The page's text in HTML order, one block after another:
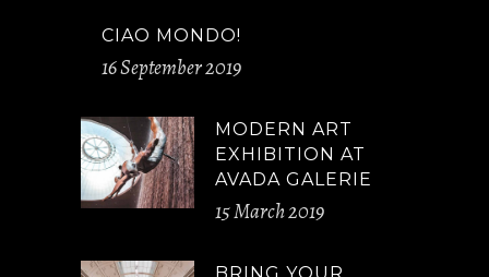
CIAO MONDO!
16 September 2019
MODERN ART
EXHIBITION AT
AVADA GALERIE
15 March 2019